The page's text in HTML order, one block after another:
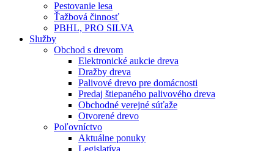
Pestovanie lesa
Ťažbová činnosť
PBHL, PRO SILVA
Služby
Obchod s drevom
Elektronické aukcie dreva
Dražby dreva
Palivové drevo pre domácnosti
Predaj štiepaného palivového dreva
Obchodné verejné súťaže
Otvorené drevo
Poľovníctvo
Aktuálne ponuky
Legislatíva